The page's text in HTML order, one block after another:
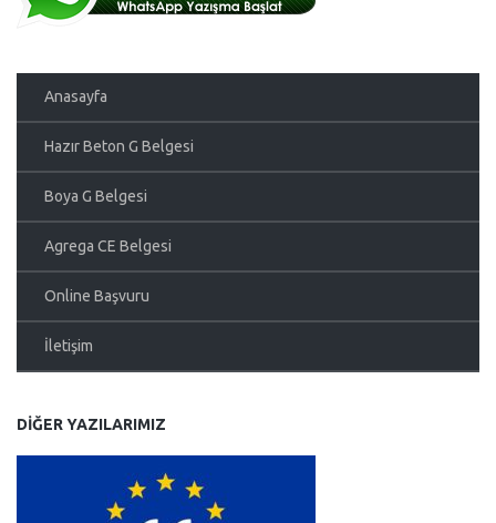
Anasayfa
Hazır Beton G Belgesi
Boya G Belgesi
Agrega CE Belgesi
Online Başvuru
İletişim
DIĞER YAZILARIMIZ